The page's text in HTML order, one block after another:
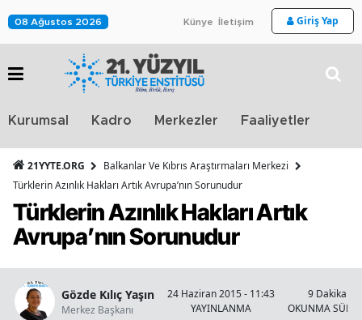
08 Ağustos 2026 Künye İletişim Giriş Yap
Kurumsal Kadro Merkezler Faaliyetler
21YYTE.ORG
Balkanlar Ve Kıbrıs Araştırmaları Merkezi
Türklerin Azınlık Hakları Artık Avrupa’nın Sorunudur
Türklerin Azınlık Hakları Artık
Avrupa’nın Sorunudur
Gözde Kılıç Yaşın
Merkez Başkanı
24 Haziran 2015 - 11:43
YAYINLANMA
9 Dakika
OKUNMA